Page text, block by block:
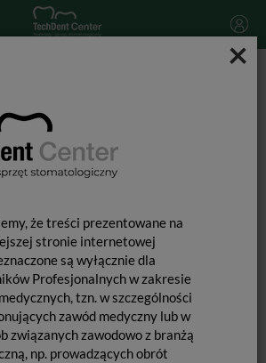
×
że treści prezentowane na
stronie internetowej
są wyłącznie dla
Profesjonalnych w zakresie
tzn. w szczególności
zawód medyczny lub w
związanych zawodowo z branżą
np. prowadzących obrót
Best Cord Nano